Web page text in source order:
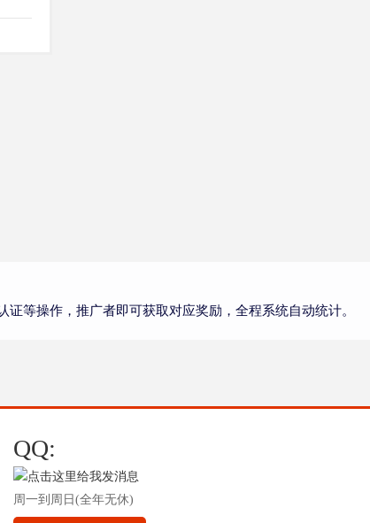
等操作，推广者即可获取对应奖励，全程系统自动统计。
QQ:
周一到周日(全年无休)